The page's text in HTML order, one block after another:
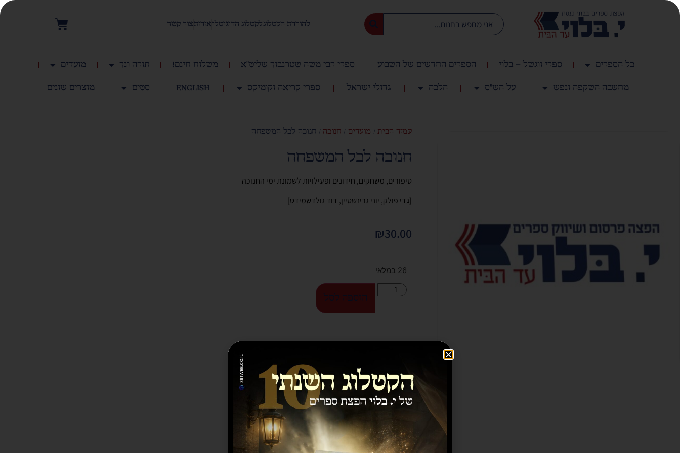
להורדת הקטלוג לקטלוג הדיגיטלי אודות צור קשר
כל הספרים ספרי ווגשל – בלוי הספרים החדשים של השבוע ספרי רבי משה שטרנבוך שליט"א משלוח חינם! תורה ונך מועדים
מחשבה השקפה ונפש על הש"ס הלכה גדולי ישראל ספרי קריאה וקומיקס English סטים מוצרים שונים
עמוד הבית/ מועדים / חנוכה / חנוכה לכל המשפחה
חנוכה לכל המשפחה
סיפורים, משחקים, חידונים ופעילויות לשמונת ימי החנוכה
[גדי פולק, יוני גרינשטיין, דוד גולדשמידט]
₪30.00
26 במלאי
הוספה לסל